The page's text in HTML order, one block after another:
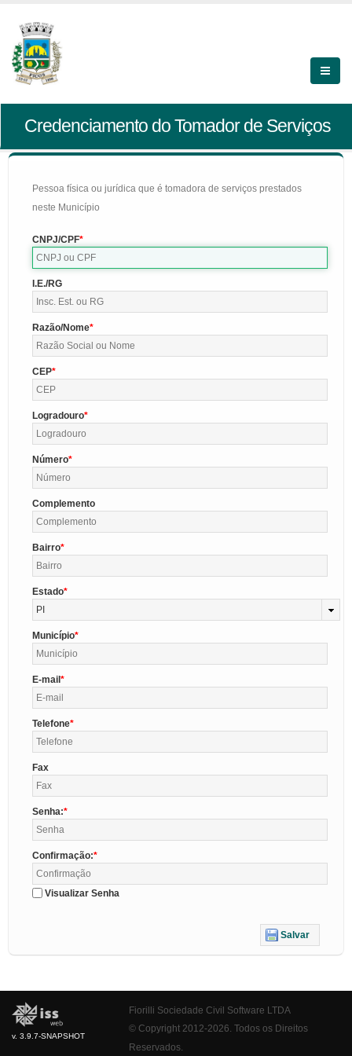
Credenciamento do Tomador de Serviços
Pessoa física ou jurídica que é tomadora de serviços prestados
neste Município
CNPJ/CPF
I.E./RG
Razão/Nome
CEP
Logradouro
Número
Complemento
Bairro
Estado
PI
Município
E-mail
Telefone
Fax
Senha:
Confirmação:
Visualizar Senha
Salvar
v. 3.9.7-SNAPSHOT
Fiorilli Sociedade Civil Software LTDA
© Copyright 2012-2026. Todos os Direitos
Reservados.